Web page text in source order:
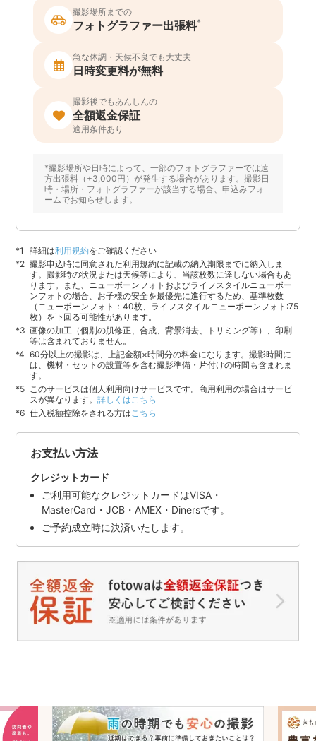
撮影場所までの
フォトグラファー出張料*
急な体調・天候不良でも大丈夫
日時変更料が無料
撮影後でもあんしんの
全額返金保証
適用条件あり
*撮影場所や日時によって、一部のフォトグラファーでは遠
方出張料（+3,000円）が発生する場合があります。撮影日
時・場所・フォトグラファーが該当する場合、申込みフォ
ームでお知らせします。
詳細は利用規約をご確認ください
撮影申込時に同意された利用規約に記載の納入期限までに納入しま
す。撮影時の状況または天候等により、当該枚数に達しない場合もあ
ります。また、ニューボーンフォトおよびライフスタイルニューボー
ンフォトの場合、お子様の安全を最優先に進行するため、基準枚数
（ニューボーンフォト：40枚、ライフスタイルニューボーンフォト:75
枚）を下回る可能性があります。
画像の加工（個別の肌修正、合成、背景消去、トリミング等）、印刷
等は含まれておりません。
60分以上の撮影は、上記金額×時間分の料金になります。撮影時間に
は、機材・セットの設置等を含む撮影準備・片付けの時間も含まれま
す。
このサービスは個人利用向けサービスです。商用利用の場合はサービ
スが異なります。詳しくはこちら
仕入税額控除をされる方はこちら
お支払い方法
クレジットカード
ご利用可能なクレジットカードはVISA・
MasterCard・JCB・AMEX・Dinersです。
ご予約成立時に決済いたします。